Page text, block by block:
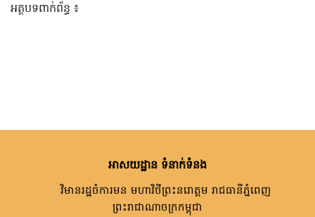
អត្ថបទពាក់ព័ន្ធ ៖
អាសយដ្ឋាន ទំនាក់ទំនង
វិមានរដ្ឋចំការមន មហាវិថីព្រះនរោត្តម រាជធានីភ្នំពេញ
ព្រះរាជាណាចក្រកម្ពុជា